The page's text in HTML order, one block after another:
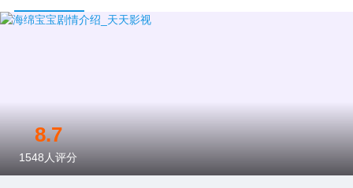
8.7
1548 人评分